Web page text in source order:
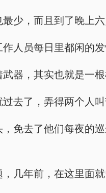
少，而且到了晚上六
人员每日里都闲的发
器，其实也就是一
去了，弄得两个人
免去了他们每夜的
几年前，在这里面